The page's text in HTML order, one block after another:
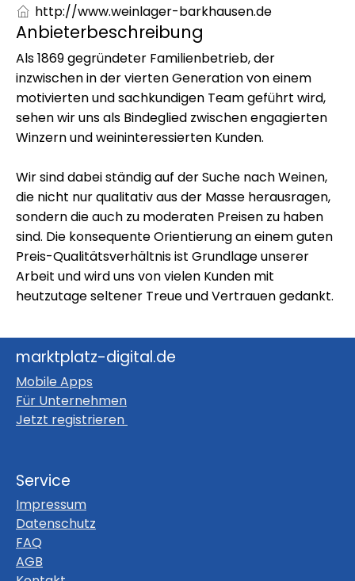
http://www.weinlager-barkhausen.de
Anbieterbeschreibung
Als 1869 gegründeter Familienbetrieb, der
inzwischen in der vierten Generation von einem
motivierten und sachkundigen Team geführt wird,
sehen wir uns als Bindeglied zwischen engagierten
Winzern und weininteressierten Kunden.
Wir sind dabei ständig auf der Suche nach Weinen,
die nicht nur qualitativ aus der Masse herausragen,
sondern die auch zu moderaten Preisen zu haben
sind. Die konsequente Orientierung an einem guten
Preis-Qualitätsverhältnis ist Grundlage unserer
Arbeit und wird uns von vielen Kunden mit
heutzutage seltener Treue und Vertrauen gedankt.
marktplatz-digital.de
Mobile Apps
Für Unternehmen
Jetzt registrieren
Service
Impressum
Datenschutz
FAQ
AGB